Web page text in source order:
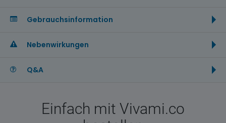
Gebrauchsinformation
Nebenwirkungen
Q&A
Einfach mit Vivami.co